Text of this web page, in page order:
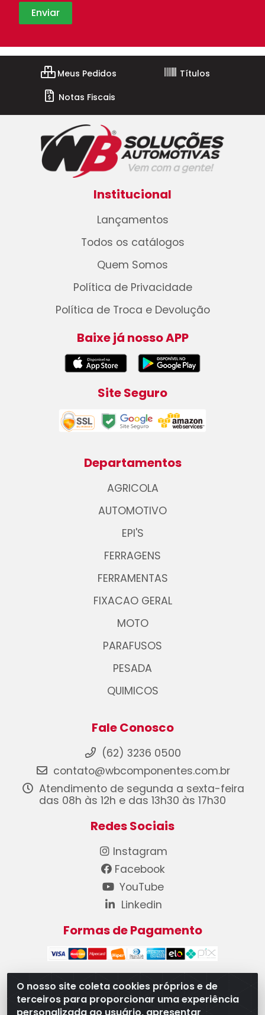
O nosso site coleta cookies próprios e de
terceiros para proporcionar uma experiência
Meus Pedidos
Títulos
Notas Fiscais
Institucional
Lançamentos
Todos os catálogos
Quem Somos
Política de Privacidade
Política de Troca e Devolução
Baixe já nosso APP
Site Seguro
Departamentos
AGRICOLA
AUTOMOTIVO
EPI'S
FERRAGENS
FERRAMENTAS
FIXACAO GERAL
MOTO
PARAFUSOS
PESADA
QUIMICOS
Fale Conosco
(62) 3236 0500
contato@wbcomponentes.com.br
Atendimento de segunda a sexta-feira
das 08h às 12h e das 13h30 às 17h30
Redes Sociais
Instagram
Facebook
YouTube
Linkedin
Formas de Pagamento
WB Componentes Automotivos LTDA - CNPJ
08.528.393/0001-12 - Rua do Níquel, 667 - Parque